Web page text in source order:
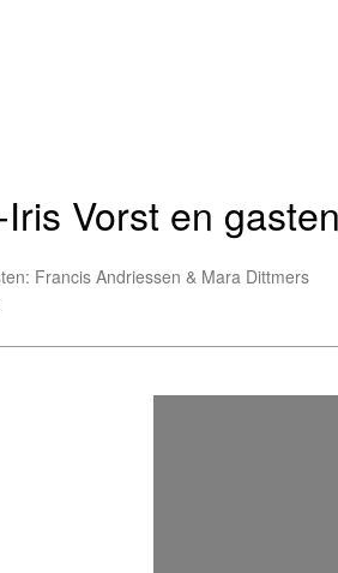
Vorst en gasten
Francis Andriessen & Mara Dittmers